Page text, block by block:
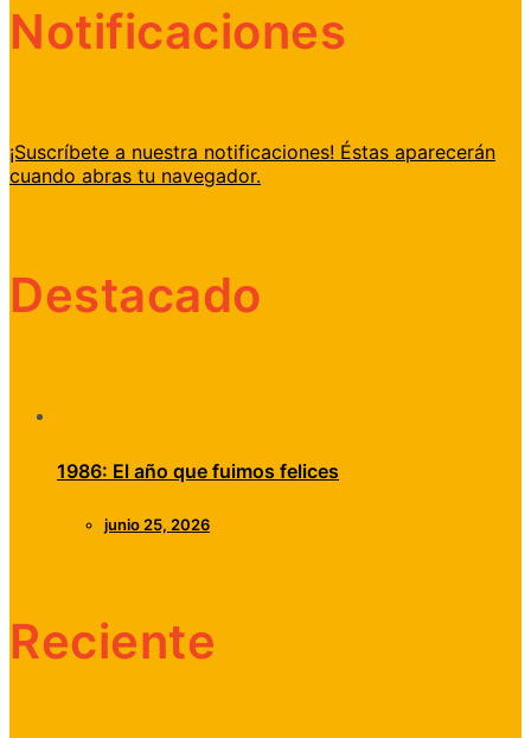
Notificaciones
¡Suscríbete a nuestra notificaciones! Éstas aparecerán
cuando abras tu navegador.
Destacado
1986: El año que fuimos felices
junio 25, 2026
Reciente